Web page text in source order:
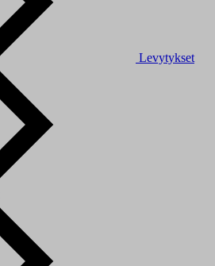
Levytykset